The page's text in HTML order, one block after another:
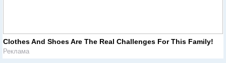
Clothes And Shoes Are The Real Challenges For This Family!
Реклама